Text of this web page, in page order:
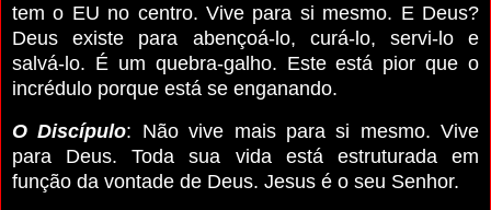
tem o EU no centro. Vive para si mesmo. E Deus?
Deus existe para abençoá-lo, curá-lo, servi-lo e
salvá-lo. É um quebra-galho. Este está pior que o
incrédulo porque está se enganando.
O Discípulo: Não vive mais para si mesmo. Vive
para Deus. Toda sua vida está estruturada em
função da vontade de Deus. Jesus é o seu Senhor.